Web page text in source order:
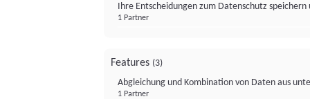
Ihre Entscheidungen zum Datenschutz
1 Partner
Features (3)
Abgleichung und Kombination von Daten aus
1 Partner